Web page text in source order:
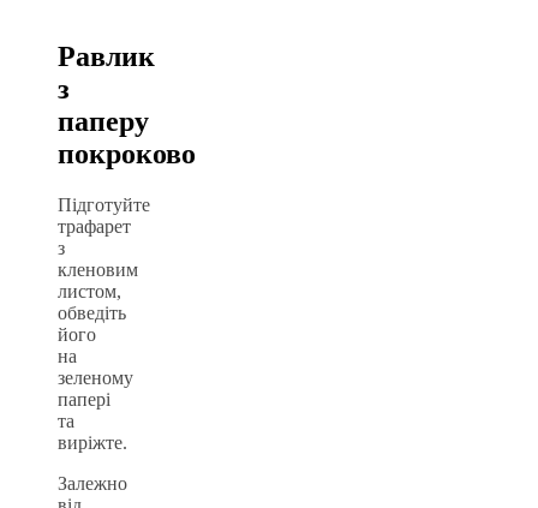
Равлик
з
паперу
покроково
Підготуйте
трафарет
з
кленовим
листом,
обведіть
його
на
зеленому
папері
та
виріжте.
Залежно